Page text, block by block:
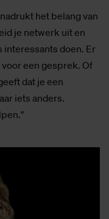
het belang van
je netwerk uit en
interessants doen. Er
een gesprek. Of
dat je een
iets anders.